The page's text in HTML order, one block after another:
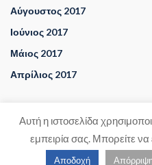
Αύγουστος 2017
Ιούνιος 2017
Μάιος 2017
Απρίλιος 2017
Προσωπικό απόρρητο
Αυτή η ιστοσελίδα
εμπειρία σας. Μπορείτε να
Αποδοχή